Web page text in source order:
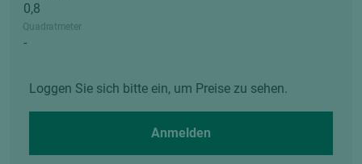
Quadratmeter
Loggen Sie sich bitte ein, um Preise zu sehen.
Anmelden